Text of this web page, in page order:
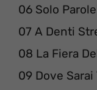
06 Solo
07 A Denti
08 La Fiera
09 Dove Sarai